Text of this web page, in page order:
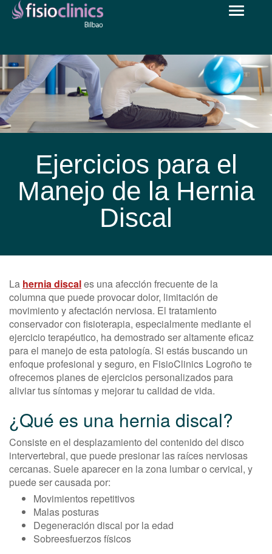
Pasar
principal
Toggle
Ejercicios para el
Manejo de la Hernia
Discal
La hernia discales una afección frecuente de la
columna que puede provocar dolor, limitación de
movimiento y afectación nerviosa. El tratamiento
conservador con fisioterapia, especialmente mediante el
ejercicio terapéutico, ha demostrado ser altamente eficaz
para el manejo de esta patología. Si estás buscando un
enfoque profesional y seguro, en FisioClinics Logroño te
ofrecemos planes de ejercicios personalizados para
aliviar tus síntomas y mejorar tu calidad de vida.
¿Qué es una hernia discal?
Consiste en el desplazamiento del contenido del disco
intervertebral, que puede presionar las raíces nerviosas
cercanas. Suele aparecer en la zona lumbar o cervical, y
puede ser causada por:
Movimientos repetitivos
Malas posturas
Degeneración discal por la edad
Sobreesfuerzos físicos